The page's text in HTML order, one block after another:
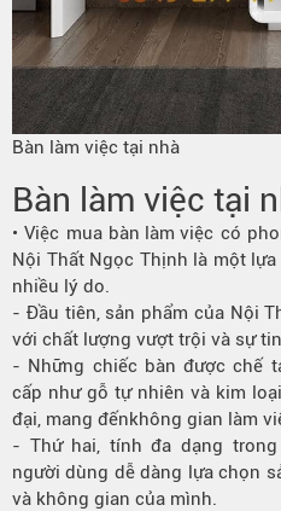
Bàn làm việc tại nhà
Bàn làm việc tại
• Việc mua bàn làm việc có
Nội Thất Ngọc Thịnh là một lựa
nhiều lý do.
- Đầu tiên, sản phẩm của Nội
với chất lượng vượt trội và sự
- Những chiếc bàn được chế
cấp như gỗ tự nhiên và kim
đại, mang đếnkhông gian làm
- Thứ hai, tính đa dạng
người dùng dễ dàng lựa chọn
và không gian của mình.